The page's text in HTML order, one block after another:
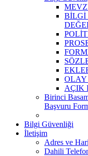
BİLGİ
AÇIK
Birinci
Başvuru
Bilgi Güvenliği
İletişim
Adres ve
Dahili